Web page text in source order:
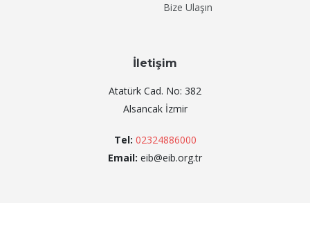
Bize Ulaşın
İletişim
Atatürk Cad. No: 382
Alsancak İzmir
Tel: 02324886000
Email: eib@eib.org.tr